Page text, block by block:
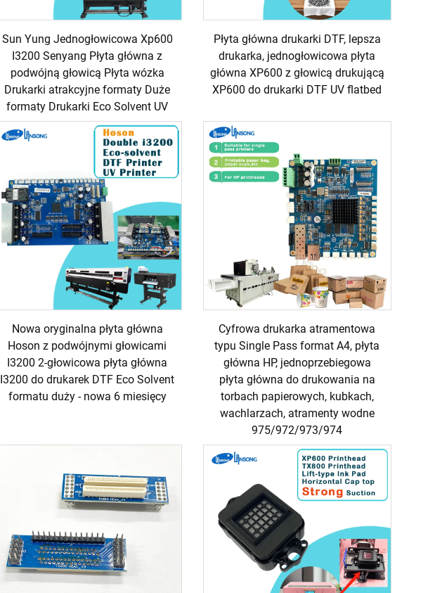
Sun Yung Jednogłowicowa Xp600
I3200 Senyang Płyta główna z
podwójną głowicą Płyta wózka
Drukarki atrakcyjne formaty Duże
formaty Drukarki Eco Solvent UV
Płyta główna drukarki DTF, lepsza
drukarka, jednogłowicowa płyta
główna XP600 z głowicą drukującą
XP600 do drukarki DTF UV flatbed
Nowa oryginalna płyta główna
Hoson z podwójnymi głowicami
I3200 2-głowicowa płyta główna
I3200 do drukarek DTF Eco Solvent
formatu duży - nowa 6 miesięcy
Cyfrowa drukarka atramentowa
typu Single Pass format A4, płyta
główna HP, jednoprzebiegowa
płyta główna do drukowania na
torbach papierowych, kubkach,
wachlarzach, atramenty wodne
975/972/973/974